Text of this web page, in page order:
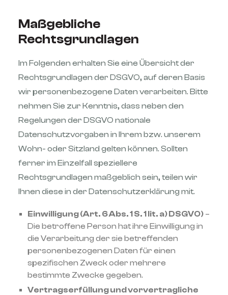
Maßgebliche
Rechtsgrundlagen
Im Folgenden erhalten Sie eine Übersicht der
Rechtsgrundlagen der DSGVO, auf deren Basis
wir personenbezogene Daten verarbeiten. Bitte
nehmen Sie zur Kenntnis, dass neben den
Regelungen der DSGVO nationale
Datenschutzvorgaben in Ihrem bzw. unserem
Wohn- oder Sitzland gelten können. Sollten
ferner im Einzelfall speziellere
Rechtsgrundlagen maßgeblich sein, teilen wir
Ihnen diese in der Datenschutzerklärung mit.
Einwilligung (Art. 6 Abs. 1 S. 1 lit. a) DSGVO) –
Die betroffene Person hat ihre Einwilligung in
die Verarbeitung der sie betreffenden
personenbezogenen Daten für einen
spezifischen Zweck oder mehrere
bestimmte Zwecke gegeben.
Vertragserfüllung und vorvertragliche